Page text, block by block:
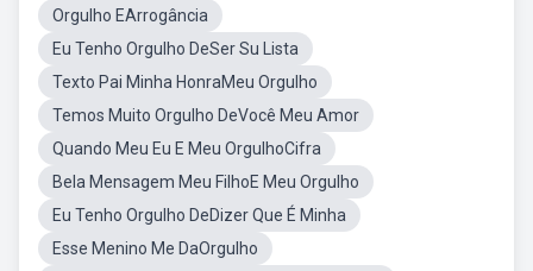
Orgulho EArrogância
Eu Tenho Orgulho DeSer Su Lista
Texto Pai Minha HonraMeu Orgulho
Temos Muito Orgulho DeVocê Meu Amor
Quando Meu Eu E Meu OrgulhoCifra
Bela Mensagem Meu FilhoE Meu Orgulho
Eu Tenho Orgulho DeDizer Que É Minha
Esse Menino Me DaOrgulho